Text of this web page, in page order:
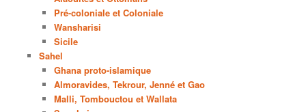
Pré-coloniale et Coloniale
Wansharisi
Sicile
Sahel
Ghana proto-islamique
Almoravides, Tekrour, Jenné et Gao
Malli, Tombouctou et Wallata